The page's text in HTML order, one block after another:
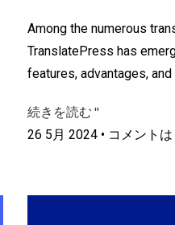
Among the numerous
TranslatePress has
features, advantages,
続きを読む "
26 5月 2024 コメント